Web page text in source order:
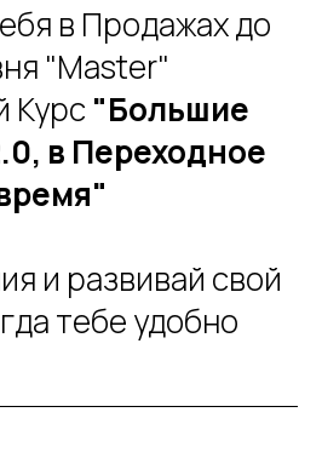
в Продажах до
"Master"
Курс "Большие
в Переходное
и развивай свой
тебе удобно